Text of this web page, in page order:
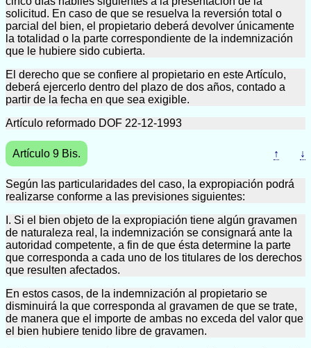
solicitud. En caso de que se resuelva la reversión total o
parcial del bien, el propietario deberá devolver únicamente
la totalidad o la parte correspondiente de la indemnización
que le hubiere sido cubierta.
El derecho que se confiere al propietario en este Artículo,
deberá ejercerlo dentro del plazo de dos años, contado a
partir de la fecha en que sea exigible.
Artículo reformado DOF 22-12-1993
Artículo 9 Bis. ↑ ↓
Según las particularidades del caso, la expropiación podrá
realizarse conforme a las previsiones siguientes:
I. Si el bien objeto de la expropiación tiene algún gravamen
de naturaleza real, la indemnización se consignará ante la
autoridad competente, a fin de que ésta determine la parte
que corresponda a cada uno de los titulares de los derechos
que resulten afectados.
En estos casos, de la indemnización al propietario se
disminuirá la que corresponda al gravamen de que se trate,
de manera que el importe de ambas no exceda del valor que
el bien hubiere tenido libre de gravamen.